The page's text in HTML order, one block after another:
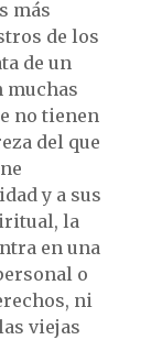
más
de los
de un
muchas
no tienen
del que
y a sus
la
en una
o
ni
viejas